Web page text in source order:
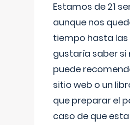
Estamos de 21
aunque nos
tiempo hasta las
gustaría saber si
puede
sitio web o un
que preparar el
caso de que esta